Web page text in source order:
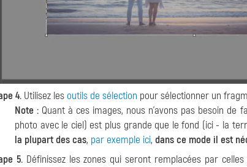
4. Utilisez les outils de sélection pour sélectionner un
Note : Quant à ces images, nous n'avons pas besoin
photo avec le ciel) est plus grande que le fond (ici - la
la plupart des cas, par exemple ici, dans ce mode il est
5.Définissez les zones qui seront remplacées par